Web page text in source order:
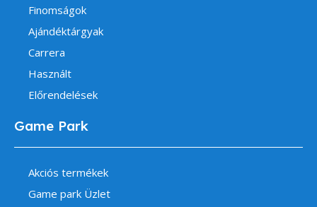
Finomságok
Ajándéktárgyak
Carrera
Használt
Előrendelések
Game Park
Akciós termékek
Game park Üzlet